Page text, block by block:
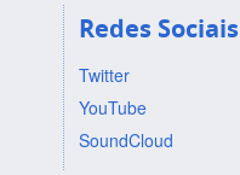
Redes Sociais
Twitter
YouTube
SoundCloud